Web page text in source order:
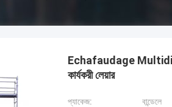
Echafaudage
কার্যকরী লেয়ার
প্যাকেজ:
বান্ডেলে